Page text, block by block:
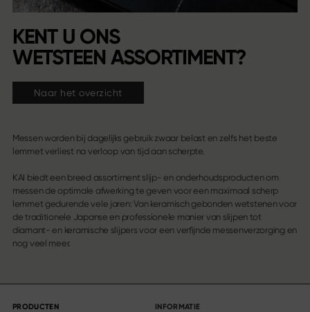
KENT U ONS
WETSTEEN ASSORTIMENT?
Naar het overzicht
Messen worden bij dagelijks gebruik zwaar belast en zelfs het beste
lemmet verliest na verloop van tijd aan scherpte.
KAI biedt een breed assortiment slijp- en onderhoudsproducten om
messen de optimale afwerking te geven voor een maximaal scherp
lemmet gedurende vele jaren: Van keramisch gebonden wetstenen voor
de traditionele Japanse en professionele manier van slijpen tot
diamant- en keramische slijpers voor een verfijnde messenverzorging en
nog veel meer.
PRODUCTEN INFORMATIE